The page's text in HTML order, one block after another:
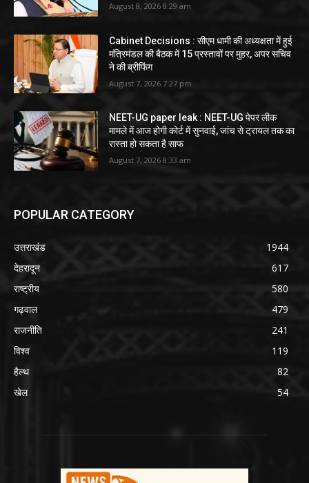
August 8, 2026 8:29 am
Cabinet Decisions : सीएम धामी की अध्यक्षता में हुई
मंत्रिमंडल की बैठक में 15 प्रस्तावों पर मुहर, अपर सचिव
ने की ब्रीफिंग
August 7, 2026 7:27 pm
NEET-UG paper leak : NEET-UG पेपर लीक
मामले में आज होगी कोर्ट में सुनवाई, जांच से ट्रायल तक का
रास्ता हो सकता है साफ
August 7, 2026 8:33 am
POPULAR CATEGORY
उत्तराखंड
1944
देहरादून
617
राष्ट्रीय
580
गढ़वाल
479
राजनीति
241
विश्व
119
हैल्थ
82
खेल
54